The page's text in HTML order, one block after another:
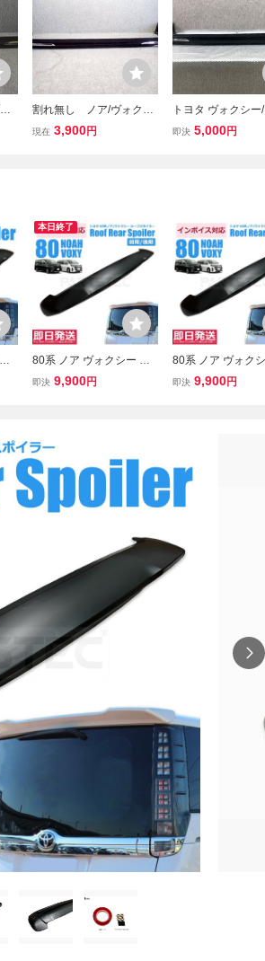
割れ無し ノア/ヴォクシ
ー/エスクァイア ZRR80
現在 3,900円
トヨタ ヴォクシー
エスクァイア X/V/
即決 5,000円
本日終了
80系 ノア ヴォクシー エ
スクァイア リア ウイング
49-35 (D385)
即決 9,900円
80系 ノア ヴォク
スクァイア リアル
即決 9,900円